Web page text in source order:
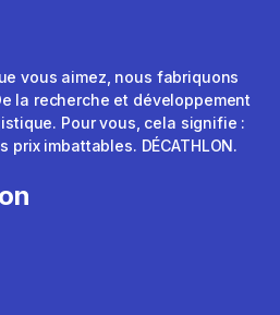
vous aimez, nous fabriquons
la recherche et développement
Pour vous, cela signifie :
imbattables. DÉCATHLON.